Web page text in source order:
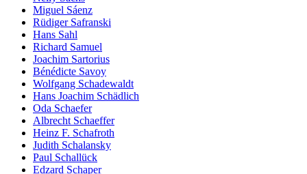
Miguel Sáenz
Rüdiger Safranski
Hans Sahl
Richard Samuel
Joachim Sartorius
Bénédicte Savoy
Wolfgang Schadewaldt
Hans Joachim Schädlich
Oda Schaefer
Albrecht Schaeffer
Heinz F. Schafroth
Judith Schalansky
Paul Schallück
Edzard Schaper